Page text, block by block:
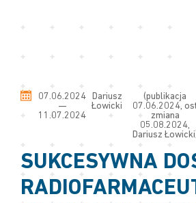
07.06.2024
—
11.07.2024
Dariusz
Łowicki
(publikacja
07.06.2024,
zmiana
05.08.2024,
Dariusz
SUKCESYWNA